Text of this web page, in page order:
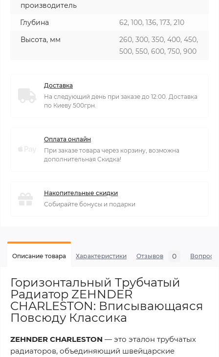
производитель
Глубина
62, 100, 136, 173, 210
Высота, мм
260, 300, 350, 400, 450,
500, 550, 600, 750, 900
Доставка
На следующий день при заказе до 12:00. Доставка
по Киеву 500грн.
Оплата онлайн
При заказе товара через корзину, возможна
дополнительная Скидка!
Накопительные скидки
Собирайте бонусы и подарки
Описание товара Характеристики Отзывов 0 Вопросы
Горизонтальный Трубчатый
Радиатор ZEHNDER
CHARLESTON: Вписывающаяся
Повсюду Классика
ZEHNDER CHARLESTON — это эталон трубчатых
радиаторов, объединяющий швейцарские